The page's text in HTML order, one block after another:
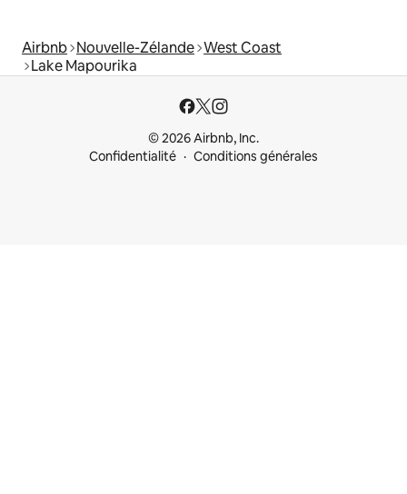
Airbnb Nouvelle-Zélande West Coast
Lake Mapourika
© 2026 Airbnb, Inc.
Confidentialité
Conditions générales